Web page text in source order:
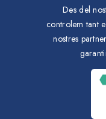
Des del
controlem tant
nostres